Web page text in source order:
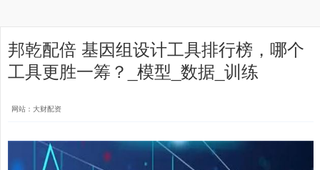
邦乾配倍 基因组设计工具排行榜，哪个
工具更胜一筹？_模型_数据_训练
网站：大财配资